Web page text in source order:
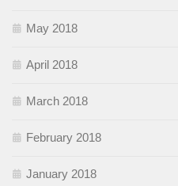
May 2018
April 2018
March 2018
February 2018
January 2018